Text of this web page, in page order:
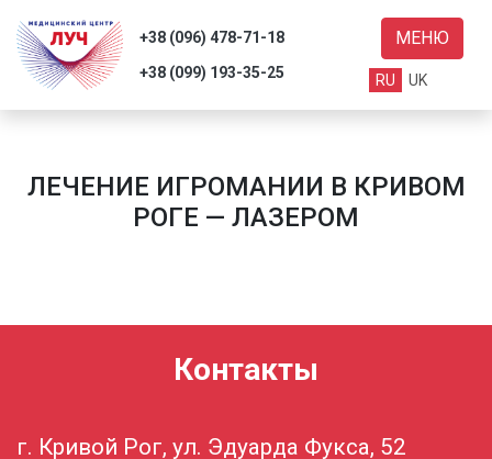
+38 (096) 478-71-18
+38 (099) 193-35-25
МЕНЮ
RU UK
ЛЕЧЕНИЕ ИГРОМАНИИ В КРИВОМ
РОГЕ — ЛАЗЕРОМ
Контакты
г. Кривой Рог, ул. Эдуарда Фукса, 52